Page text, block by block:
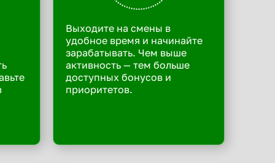
Выходите на смены в
удобное время и начинайте
зарабатывать. Чем выше
активность — тем больше
доступных бонусов и
приоритетов.